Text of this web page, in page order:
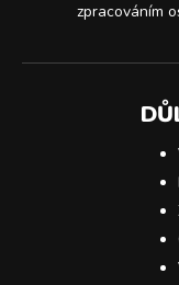
zpracováním